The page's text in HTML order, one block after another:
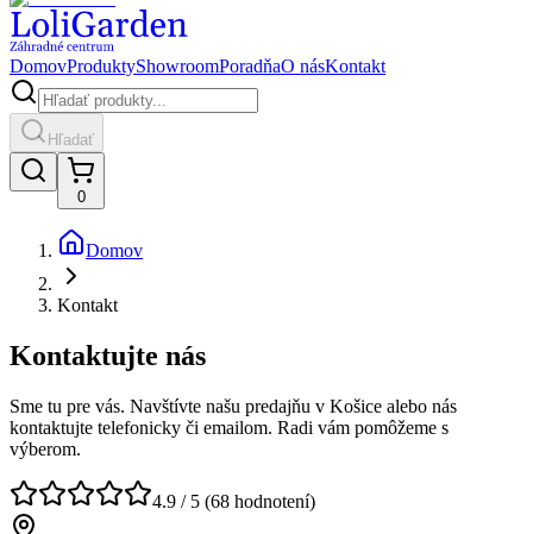
DomovProduktyShowroomPoradňaO násKontakt
Hľadať
0
Domov
Kontakt
Kontaktujte nás
Sme tu pre vás. Navštívte našu predajňu v Košice alebo nás
kontaktujte telefonicky či emailom. Radi vám pomôžeme s
výberom.
4.9 / 5 (68 hodnotení)